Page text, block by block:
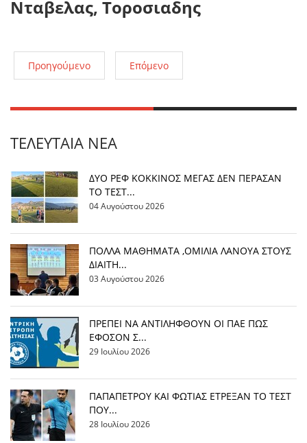
Νταβελας, Τοροσιαδης
Προηγούμενο Επόμενο
ΤΕΛΕΥΤΑΊΑ ΝΈΑ
ΔΥΟ ΡΕΦ ΚΟΚΚΙΝΟΣ ΜΕΓΑΣ ΔΕΝ ΠΕΡΑΣΑΝ
ΤΟ ΤΕΣΤ...
04 Αυγούστου 2026
ΠΟΛΛΑ ΜΑΘΗΜΑΤΑ ,ΟΜΙΛΙΑ ΛΑΝΟΥΑ ΣΤΟΥΣ
ΔΙΑΙΤΗ...
03 Αυγούστου 2026
ΠΡΕΠΕΙ ΝΑ ΑΝΤΙΛΗΦΘΟΥΝ ΟΙ ΠΑΕ ΠΩΣ
ΕΦΟΣΟΝ Σ...
29 Ιουλίου 2026
ΠΑΠΑΠΕΤΡΟΥ ΚΑΙ ΦΩΤΙΑΣ ΕΤΡΕΞΑΝ ΤΟ ΤΕΣΤ
ΠΟΥ...
28 Ιουλίου 2026